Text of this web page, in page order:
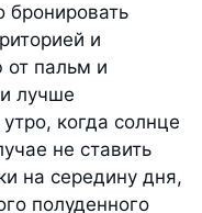
бронировать
и
от пальм и
лучше
когда солнце
не ставить
на середину дня,
полуденного